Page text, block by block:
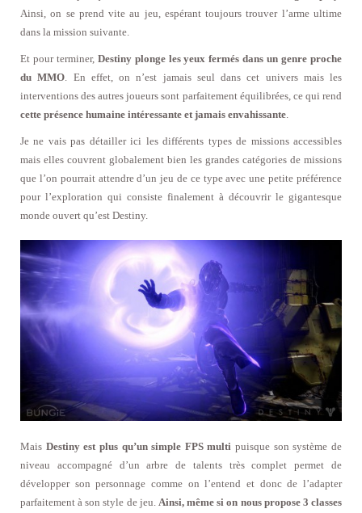
Ainsi, on se prend vite au jeu, espérant toujours trouver l’arme ultime
dans la mission suivante.
Et pour terminer, Destiny plonge les yeux fermés dans un genre proche
du MMO . En effet, on n’est jamais seul dans cet univers mais les
interventions des autres joueurs sont parfaitement équilibrées, ce qui rend
cette présence humaine intéressante et jamais envahissante
Je ne vais pas détailler ici les différents types de missions accessibles
mais elles couvrent globalement bien les grandes catégories de missions
que l’on pourrait attendre d’un jeu de ce type avec une petite préférence
pour l’exploration qui consiste finalement à découvrir le gigantesque
monde ouvert qu’est Destiny.
Mais Destiny est plus qu’un simple FPS multi puisque son système de
niveau accompagné d’un arbre de talents très complet permet de
développer son personnage comme on l’entend et donc de l’adapter
parfaitement à son style de jeu. Ainsi, même si on nous propose 3 classes